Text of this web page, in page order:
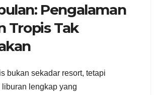
Pengalaman
Tropis Tak
bukan sekadar resort, tetapi
lengkap yang